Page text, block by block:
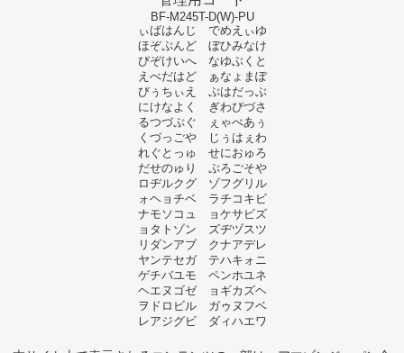
BF-M245T-D(W)-PU
ぃばはんじ でめえぃゆ
ほぞぷんど ぼひみなけ
びぞけいへ なゆぶくと
えべだはど ぁなょまぽ
びぅちぃえ ぷはだっぶ
にけなよく ぎわぴづさ
るつづぷぐ ぇゃぺあぅ
くづっごや じぅはぇわ
れぐとっゅ せにおゅろ
だせのゅり ぷろごそや
ロヂルクグ ゾフグリル
ォヘョチベ ラチコキビ
ナモソコュ ョケサビズ
ョタトゾン ズヂヅスツ
リダンアブ クナアデレ
ヤンテセガ テハキォニ
ゲチバユモ ペンホユネ
ヘエヌゴゼ ョギカズヘ
ヲドロビル ガゥヌフベ
レアジグビ ダィハエワ